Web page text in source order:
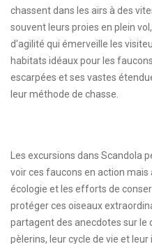
chassent dans les airs à des
souvent leurs proies en plein
d'agilité qui émerveille les
habitats idéaux pour les
escarpées et ses vastes
leur méthode de chasse.
Les excursions dans Scandola
voir ces faucons en action
écologie et les efforts de
protéger ces oiseaux
partagent des anecdotes sur
pèlerins, leur cycle de vie et